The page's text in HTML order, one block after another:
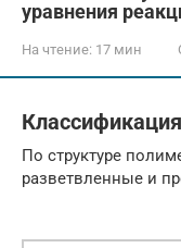
уравнения
На чтение: 17 мин
По структуре
разветвленные и